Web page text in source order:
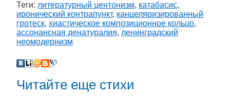
Теги: литературный центонизм, катабасис,
иронический контрапункт, канцеляризированный
гротеск, хиастическое композиционное кольцо,
ассонансная денатуралия, ленинградский
неомодернизм
Читайте еще стихи